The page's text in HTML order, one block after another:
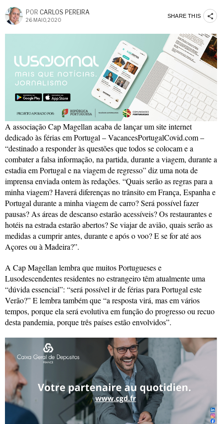
POR CARLOS PEREIRA
26 MAIO, 2020
SHARE THIS
A associação Cap Magellan acaba de lançar um site internet
dedicado às férias em Portugal – VacancesPortugalCovid.com –
“destinado a responder às questões que todos se colocam e a
combater a falsa informação, na partida, durante a viagem, durante a
estadia em Portugal e na viagem de regresso” diz uma nota de
imprensa enviada ontem às redações. “Quais serão as regras para a
minha viagem? Haverá diferenças no trânsito em França, Espanha e
Portugal durante a minha viagem de carro? Será possível fazer
pausas? As áreas de descanso estarão acessíveis? Os restaurantes e
hotéis na estrada estarão abertos? Se viajar de avião, quais serão as
medidas a cumprir antes, durante e após o voo? E se for até aos
Açores ou à Madeira?”.
A Cap Magellan lembra que muitos Portugueses e
Lusodescendentes residentes no estrangeiro têm atualmente uma
“dúvida essencial”: “será possível ir de férias para Portugal este
Verão?” E lembra também que “a resposta virá, mas em vários
tempos, porque ela será evolutiva em função do progresso ou recuo
desta pandemia, porque três países estão envolvidos”.